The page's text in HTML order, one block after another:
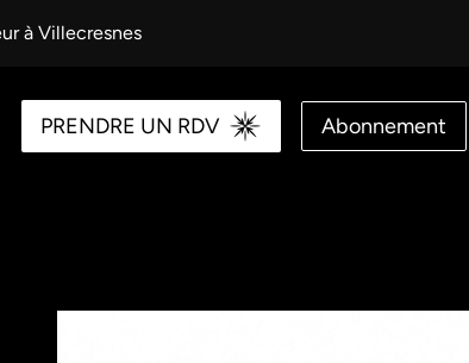
à Villecresnes
PRENDRE UN RDV Abonnement